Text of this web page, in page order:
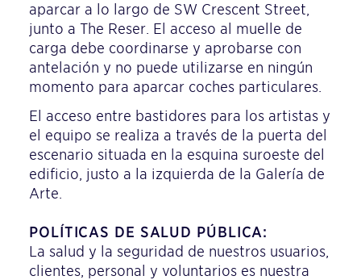
aparcar a lo largo de SW Crescent Street,
junto a The Reser. El acceso al muelle de
carga debe coordinarse y aprobarse con
antelación y no puede utilizarse en ningún
momento para aparcar coches particulares.
El acceso entre bastidores para los artistas y
el equipo se realiza a través de la puerta del
escenario situada en la esquina suroeste del
edificio, justo a la izquierda de la Galería de
Arte.
POLÍTICAS DE SALUD PÚBLICA:
La salud y la seguridad de nuestros usuarios,
clientes, personal y voluntarios es nuestra